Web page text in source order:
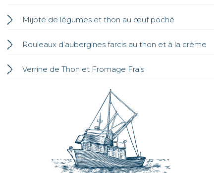
Mijoté de légumes et thon au œuf poché
Rouleaux d’aubergines farcis au thon et à la crème
Verrine de Thon et Fromage Frais